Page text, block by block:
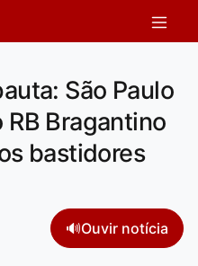
São Paulo
Bragantino
bastidores
🔊Ouvir notícia